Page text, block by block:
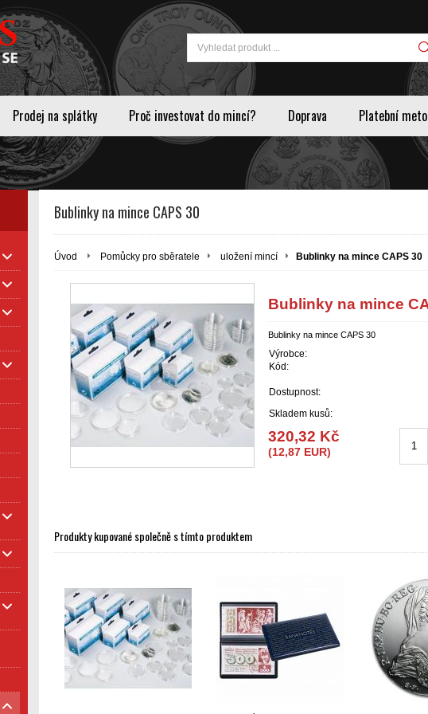
Prodej na splátky Proč investovat do mincí? Doprava Platební
Bublinky na mince CAPS 30
Úvod Pomůcky pro sběratele uložení mincí Bublinky na mince CAPS 30
Bublinky na mince
Bublinky na mince CAPS 30
Výrobce:
Kód:
Dostupnost:
Skladem kusů:
320,32 Kč
(12,87 EUR)
Produkty kupované společně s tímto produktem